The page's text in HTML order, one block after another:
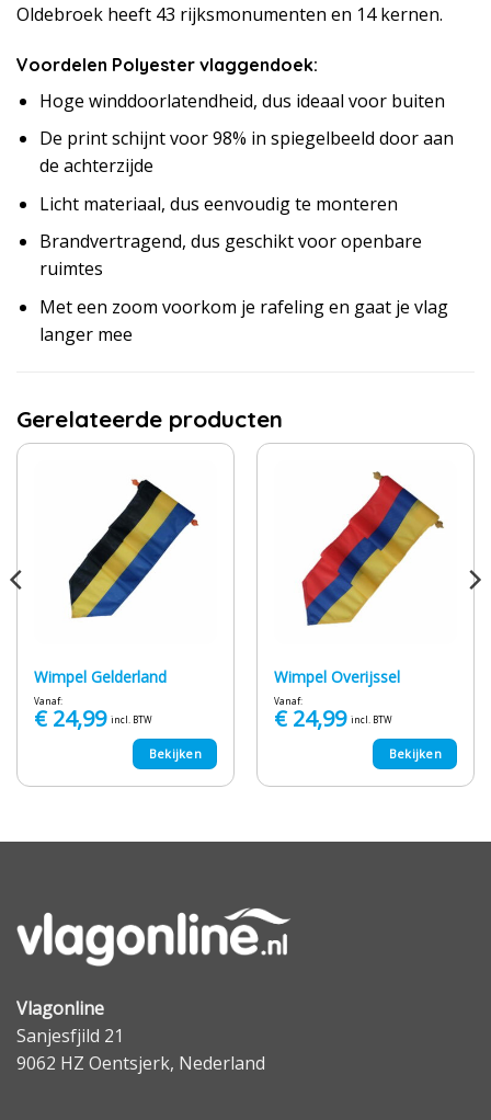
Oldebroek heeft 43 rijksmonumenten en 14 kernen.
Voordelen Polyester vlaggendoek:
Hoge winddoorlatendheid, dus ideaal voor buiten
De print schijnt voor 98% in spiegelbeeld door aan
de achterzijde
Licht materiaal, dus eenvoudig te monteren
Brandvertragend, dus geschikt voor openbare
ruimtes
Met een zoom voorkom je rafeling en gaat je vlag
langer mee
Gerelateerde producten
Wimpel Gelderland
Vanaf:
€24,99 incl. BTW
Bekijken
Wimpel Overijssel
Vanaf:
€24,99 incl. BTW
Bekijken
Vlagonline
Sanjesfjild 21
9062 HZ Oentsjerk, Nederland